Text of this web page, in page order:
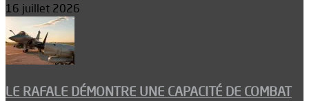
16 juillet 2026
LE RAFALE DÉMONTRE UNE CAPACITÉ DE COMBAT